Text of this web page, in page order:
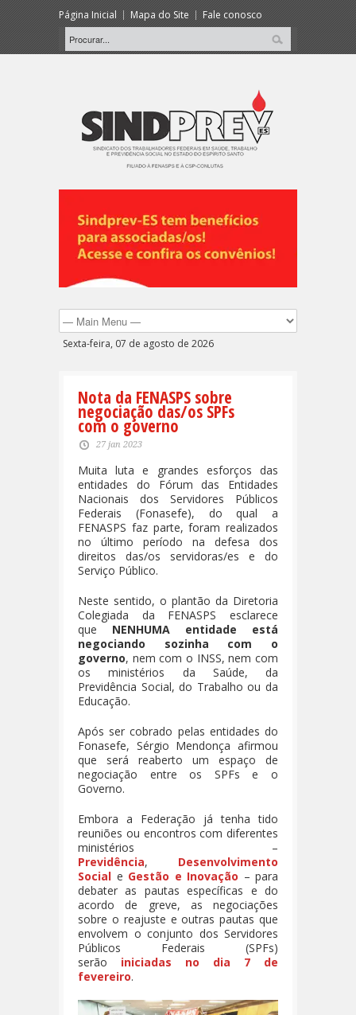
Página Inicial Mapa do Site Fale conosco
Sexta-feira, 07 de agosto de 2026
Nota da FENASPS sobre
negociação das/os SPFs
com o governo
27 jan 2023
Muita luta e grandes esforços das
entidades do Fórum das Entidades
Nacionais dos Servidores Públicos
Federais (Fonasefe), do qual a
FENASPS faz parte, foram realizados
no último período na defesa dos
direitos das/os servidoras/es e do
Serviço Público.
Neste sentido, o plantão da Diretoria
Colegiada da FENASPS esclarece
que NENHUMA entidade está
negociando sozinha com o
governo, nem com o INSS, nem com
os ministérios da Saúde, da
Previdência Social, do Trabalho ou da
Educação.
Após ser cobrado pelas entidades do
Fonasefe, Sérgio Mendonça afirmou
que será reaberto um espaço de
negociação entre os SPFs e o
Governo.
Embora a Federação já tenha tido
reuniões ou encontros com diferentes
ministérios –
Previdência, Desenvolvimento
Social e Gestão e Inovação – para
debater as pautas específicas e do
acordo de greve, as negociações
sobre o reajuste e outras pautas que
envolvem o conjunto dos Servidores
Públicos Federais (SPFs)
serão iniciadas no dia 7 de
fevereiro.